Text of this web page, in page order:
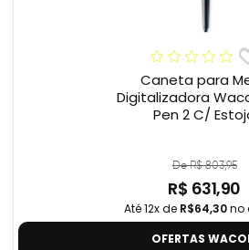
Caneta para
Digitalizadora
Pen 2 C/
De R$ 803,95
R$ 631,90
Até 12x de R$64,30no
OFERTAS